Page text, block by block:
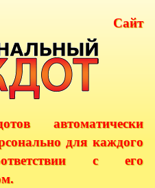
Сайт
автоматически
для каждого
с его